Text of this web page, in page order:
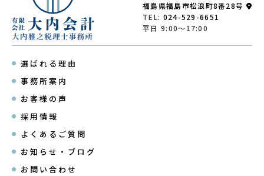
福島県福島市松浪町8番28号
TEL: 024-529-6651
平日 9:00～17:00
選ばれる理由
事務所案内
お客様の声
採用情報
よくあるご質問
お知らせ・ブログ
お問い合わせ